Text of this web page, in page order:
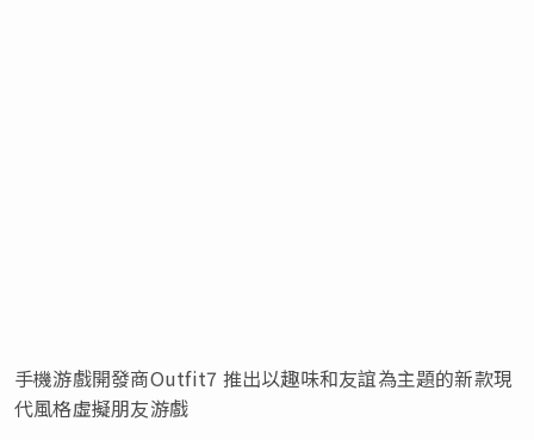
手機游戲開發商Outfit7 推出以趣味和友誼為主題的新款現
代風格虛擬朋友游戲